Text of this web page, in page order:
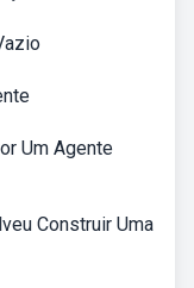
Um Agente
Construir Uma